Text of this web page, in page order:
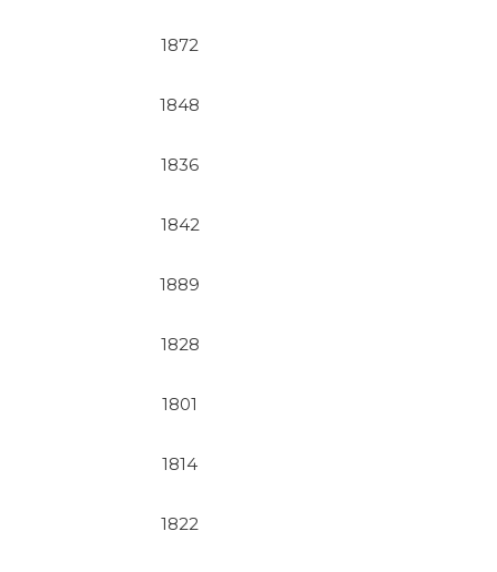
1872
1848
1836
1842
1889
1828
1801
1814
1822